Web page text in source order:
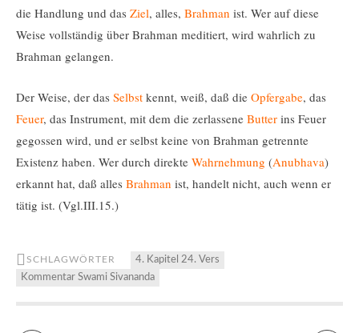
die Handlung und das Ziel, alles, Brahman ist. Wer auf diese
Weise vollständig über Brahman meditiert, wird wahrlich zu
Brahman gelangen.
Der Weise, der das Selbst kennt, weiß, daß die Opfergabe, das
Feuer, das Instrument, mit dem die zerlassene Butter ins Feuer
gegossen wird, und er selbst keine von Brahman getrennte
Existenz haben. Wer durch direkte Wahrnehmung (Anubhava)
erkannt hat, daß alles Brahman ist, handelt nicht, auch wenn er
tätig ist. (Vgl.III.15.)
SCHLAGWÖRTER
4. Kapitel 24. Vers
Kommentar Swami Sivananda